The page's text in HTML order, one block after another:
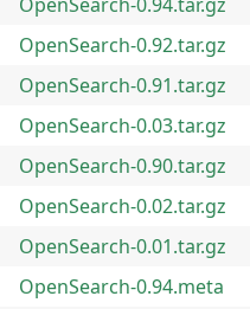
OpenSearch-0.92.tar.gz
OpenSearch-0.91.tar.gz
OpenSearch-0.03.tar.gz
OpenSearch-0.90.tar.gz
OpenSearch-0.02.tar.gz
OpenSearch-0.01.tar.gz
OpenSearch-0.94.meta